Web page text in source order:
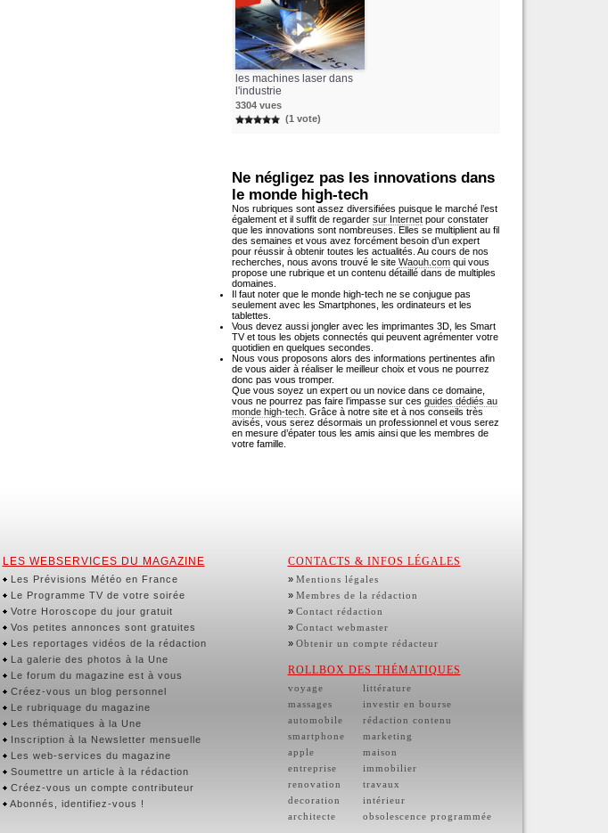
les machines laser dans
l'industrie
3304 vues
(1 vote)
Ne négligez pas les innovations dans
le monde high-tech
Nos rubriques sont assez diversifiées puisque le marché l’est
également et il suffit de regarder sur Internet pour constater
que les innovations sont nombreuses. Elles se multiplient au fil
des semaines et vous avez forcément besoin d’un expert
pour réussir à obtenir toutes les actualités. Au cours de nos
recherches, nous avons trouvé le site Waouh.com qui vous
propose une rubrique et un contenu détaillé dans de multiples
domaines.
Il faut noter que le monde high-tech ne se conjugue pas
seulement avec les Smartphones, les ordinateurs et les
tablettes.
Vous devez aussi jongler avec les imprimantes 3D, les Smart
TV et tous les objets connectés qui peuvent agrémenter votre
quotidien en quelques secondes.
Nous vous proposons alors des informations pertinentes afin
de vous aider à réaliser le meilleur choix et vous ne pourrez
donc pas vous tromper.
Que vous soyez un expert ou un novice dans ce domaine,
vous ne pourrez pas faire l’impasse sur ces guides dédiés au
monde high-tech . Grâce à notre site et à nos conseils très
avisés, vous serez désormais un professionnel et vous serez
en mesure d’épater tous les amis ainsi que les membres de
votre famille.
LES WEBSERVICES DU MAGAZINE
Les Prévisions Météo en France
Le Programme TV de votre soirée
Votre Horoscope du jour gratuit
Vos petites annonces sont gratuites
Les reportages vidéos de la rédaction
La galerie des photos à la Une
Le forum du magazine est à vous
Créez-vous un blog personnel
Le rubriquage du magazine
Les thématiques à la Une
Inscription à la Newsletter mensuelle
Les web-services du magazine
Soumettre un article à la rédaction
Créez-vous un compte contributeur
Abonnés, identifiez-vous !
CONTACTS & INFOS LÉGALES
» Mentions légales
» Membres de la rédaction
» Contact rédaction
» Contact webmaster
» Obtenir un compte rédacteur
ROLLBOX DES THÉMATIQUES
voyage
massages
automobile
smartphone
apple
entreprise
renovation
decoration
architecte
littérature
investir en bourse
rédaction contenu
marketing
maison
immobilier
travaux
intérieur
obsolescence programmée